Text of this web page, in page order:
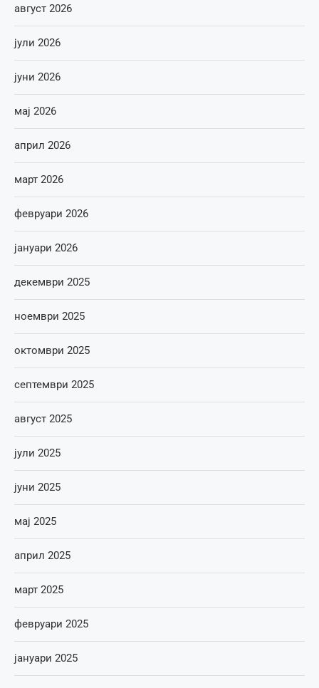
август 2026
јули 2026
јуни 2026
мај 2026
април 2026
март 2026
февруари 2026
јануари 2026
декември 2025
ноември 2025
октомври 2025
септември 2025
август 2025
јули 2025
јуни 2025
мај 2025
април 2025
март 2025
февруари 2025
јануари 2025